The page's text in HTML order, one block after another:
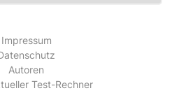
Impressum
Autoren
Test-Rechner